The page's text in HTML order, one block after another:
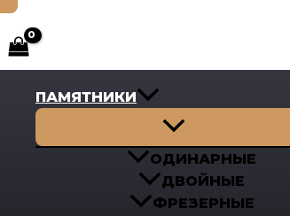
ПАМЯТНИКИ
Переключатель
меню
ОДИНАРНЫЕ
ДВОЙНЫЕ
ФРЕЗЕРНЫЕ